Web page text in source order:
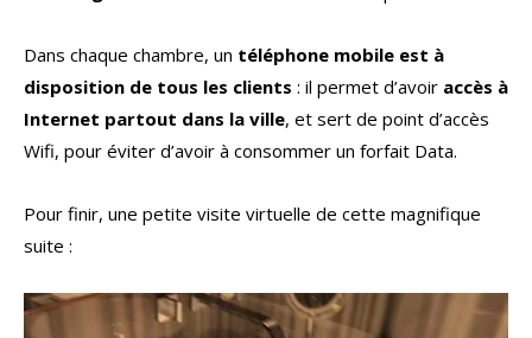
Dans chaque chambre, un téléphone mobile est à
disposition de tous les clients : il permet d’avoir accès à
Internet partout dans la ville, et sert de point d’accès
Wifi, pour éviter d’avoir à consommer un forfait Data.
Pour finir, une petite visite virtuelle de cette magnifique
suite :